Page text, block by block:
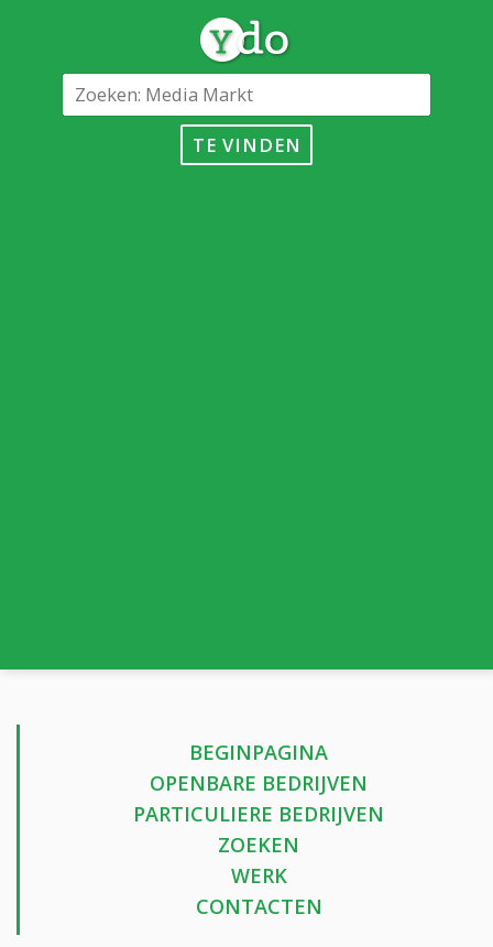
TE VINDEN
BEGINPAGINA
OPENBARE BEDRIJVEN
PARTICULIERE BEDRIJVEN
ZOEKEN
WERK
CONTACTEN